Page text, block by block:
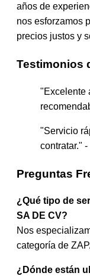
años de
nos esforzamos
precios justos y
Testimonios
"Excelente
"Servicio
contratar." -
Preguntas
¿Qué tipo de
SA DE CV?
Nos
categoría de
¿Dónde están